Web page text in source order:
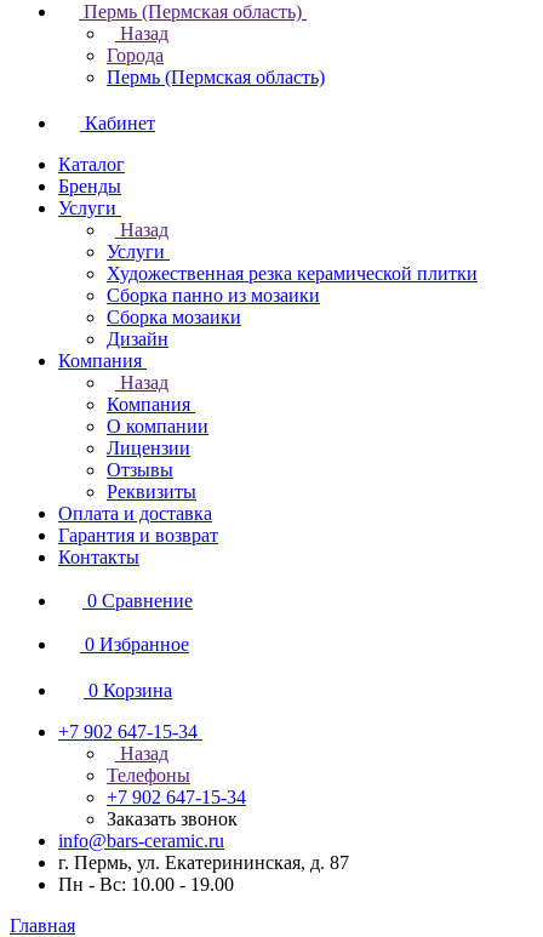
Пермь (Пермская область)
Назад
Города
Пермь (Пермская область)
Кабинет
Каталог
Бренды
Услуги
Назад
Услуги
Художественная резка керамической плитки
Сборка панно из мозаики
Сборка мозаики
Дизайн
Компания
Назад
Компания
О компании
Лицензии
Отзывы
Реквизиты
Оплата и доставка
Гарантия и возврат
Контакты
0 Сравнение
0 Избранное
0 Корзина
+7 902 647-15-34
Назад
Телефоны
+7 902 647-15-34
Заказать звонок
info@bars-ceramic.ru
г. Пермь, ул. Екатерининская, д. 87
Пн - Вс: 10.00 - 19.00
Главная